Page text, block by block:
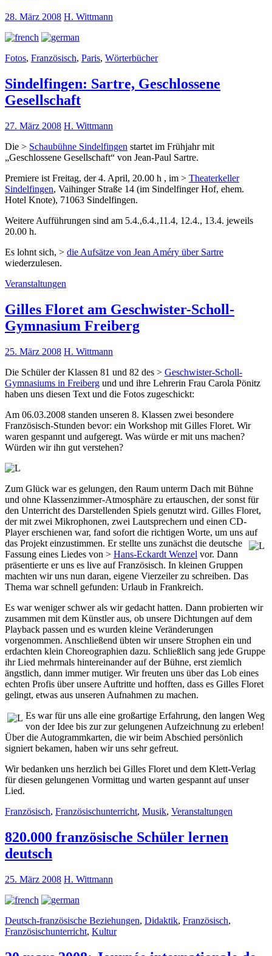
28. März 2008 H. Wittmann
Fotos, Französisch, Paris, Wörterbücher
Sindelfingen: Sartre, Geschlossene
Gesellschaft
27. März 2008 H. Wittmann
Die > Schaubühne Sindelfingen startet im Frühjahr mit
„Geschlossene Gesellschaft“ von Jean-Paul Sartre.
Premiere ist Freitag, der 4. April, 20.00 h , im > Theaterkeller
Sindelfingen, Vaihinger Straße 14 (im Sindelfinger Hof, ehem.
Hotel Knote), 71063 Sindelfingen.
Weitere Aufführungen sind am 5.4.,6.4.,11.4, 12.4., 13.4. jeweils
20.00 h.
Es lohnt sich, > die Aufsätze von Jean Améry über Sartre
wiederzulesen.
Veranstaltungen
Gilles Floret am Geschwister-Scholl-
Gymnasium Freiberg
25. März 2008 H. Wittmann
Die Schüler der Klassen 81 und 82 des > Geschwister-Scholl-
Gymnasiums in Freiberg und und ihre Lehrerin Frau Carola Pönitz
haben uns diesen Text und die Fotos zugeschickt:
Am 06.03.2008 standen unseren 8. Klassen zwei besondere
Französisch-Stunden bevor: ein Workshop mit Gilles Floret. Wir
waren gespannt und aufgeregt. Was würde er mit uns machen?
Würden wir ihn gut verstehen?
Zum Glück war es gelungen, den Raum unterm Dach mit Bühne
und ohne Klassenzimmer-Atmosphäre zu ertauschen, der sonst für
den Unterricht des Darstellenden Spiels genutzt wird. Gilles Floret,
der mit zwei Mikrophonen, zwei Lautsprechern und einen CD-
Player erschienen war, fand sofort die richtigen Worte, um uns auf
das Projekt einzustimmen. Er stellte uns zunächst die deutsche
Fassung eines Liedes von > Hans-Eckardt Wenzel vor. Dann
präsentierte er uns es live auf Französisch. In kleinen Gruppen
machten wir uns nun daran, eigene Vierzeiler zu schreiben. Das
Thema war schnell gefunden: Urlaub in Frankreich.
Es war weniger schwer als wir gedacht hatten. Dann probierten wir
zusammen mit dem Künstler aus, ob unsere Dichtungen auf dem
Playback passen und es wurden kleine Veränderungen
vorgenommen. Anschließend übten wir unsere Strophen ein und
erdachten klein Choreographien dazu. Schließlich sang jede Gruppe
ihr Lied mehrmals hintereinander auf der Bühne, erst ziemlich
ängstlich, dann immer mutiger. Wir freuten uns über das Lob eines
echten Profis über unsere Auftritte und hofften, dass es Gilles Floret
gelingt, etwas aus unseren Aufnahmen zu machen.
Es war für uns alle eine großartige Erfahrung, den langen Weg
von der Idee bis zur zur gelungenen Aufzeichnung zu erleben!
Über die Autogrammkarten, die wir beim Abschied persönlich
signiert bekamen, haben wir uns sehr gefreut.
Wir bedanken uns herzlich bei Gilles Floret und dem Klett-Verlag
für diesen gelungenen Vormittag und warten gespannt auf unser
Lied.
Französisch, Französischunterricht, Musik, Veranstaltungen
820.000 französische Schüler lernen
deutsch
25. März 2008 H. Wittmann
Deutsch-französische Beziehungen, Didaktik, Französisch,
Französischunterricht, Kultur